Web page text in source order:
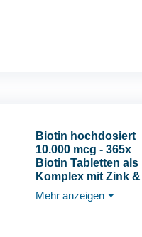
Biotin hochdosiert
10.000 mcg - 365x
Biotin Tabletten als
Komplex mit Zink &
Selen - Vitalstoffe für
Haarwuchs, Haut &
Mehr anzeigen ⏷